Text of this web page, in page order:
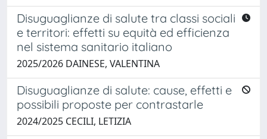
Disuguaglianze di salute tra classi sociali
e territori: effetti su equità ed efficienza
nel sistema sanitario italiano
2025/2026 DAINESE, VALENTINA
Disuguaglianze di salute: cause, effetti e
possibili proposte per contrastarle
2024/2025 CECILI, LETIZIA